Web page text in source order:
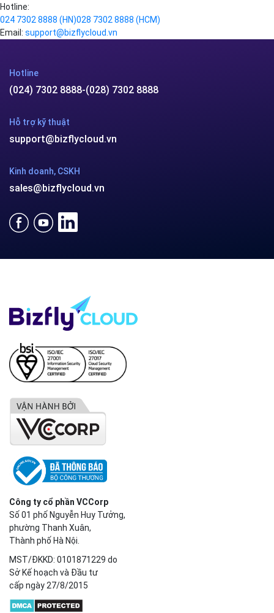
Hotline:
024 7302 8888 (HN)028 7302 8888 (HCM)
Email: support@bizflycloud.vn
Hotline
(024) 7302 8888-(028) 7302 8888
Hỗ trợ kỹ thuật
support@bizflycloud.vn
Kinh doanh, CSKH
sales@bizflycloud.vn
Công ty cổ phần VCCorp
Số 01 phố Nguyễn Huy Tưởng,
phường Thanh Xuân,
Thành phố Hà Nội.
MST/ĐKKD: 0101871229 do
Sở Kế hoạch và Đầu tư
cấp ngày 27/8/2015